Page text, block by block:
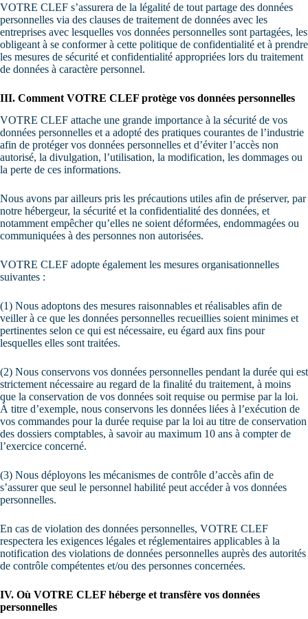
VOTRE CLEF s’assurera de la légalité de tout partage des données
personnelles via des clauses de traitement de données avec les
entreprises avec lesquelles vos données personnelles sont partagées, les
obligeant à se conformer à cette politique de confidentialité et à prendre
les mesures de sécurité et confidentialité appropriées lors du traitement
de données à caractère personnel.
III. Comment VOTRE CLEF protège vos données personnelles
VOTRE CLEF attache une grande importance à la sécurité de vos
données personnelles et a adopté des pratiques courantes de l’industrie
afin de protéger vos données personnelles et d’éviter l’accès non
autorisé, la divulgation, l’utilisation, la modification, les dommages ou
la perte de ces informations.
Nous avons par ailleurs pris les précautions utiles afin de préserver, par
notre hébergeur, la sécurité et la confidentialité des données, et
notamment empêcher qu’elles ne soient déformées, endommagées ou
communiquées à des personnes non autorisées.
VOTRE CLEF adopte également les mesures organisationnelles
suivantes :
(1) Nous adoptons des mesures raisonnables et réalisables afin de
veiller à ce que les données personnelles recueillies soient minimes et
pertinentes selon ce qui est nécessaire, eu égard aux fins pour
lesquelles elles sont traitées.
(2) Nous conservons vos données personnelles pendant la durée qui est
strictement nécessaire au regard de la finalité du traitement, à moins
que la conservation de vos données soit requise ou permise par la loi.
À titre d’exemple, nous conservons les données liées à l’exécution de
vos commandes pour la durée requise par la loi au titre de conservation
des dossiers comptables, à savoir au maximum 10 ans à compter de
l’exercice concerné.
(3) Nous déployons les mécanismes de contrôle d’accès afin de
s’assurer que seul le personnel habilité peut accéder à vos données
personnelles.
En cas de violation des données personnelles, VOTRE CLEF
respectera les exigences légales et réglementaires applicables à la
notification des violations de données personnelles auprès des autorités
de contrôle compétentes et/ou des personnes concernées.
IV. Où VOTRE CLEF héberge et transfère vos données
personnelles